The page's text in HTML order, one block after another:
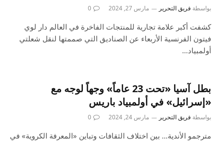
بواسطة فريق التحرير مارس 27, 2024 0
كشفت أكبر علامة تجارية للمنتجات الفاخرة في العالم دار لوي
فيتون الفرنسية الأربعاء عن الصناديق التي صممتها لنقل شعلتي
أولمبياد…
بطل آسيا «تحت 23 عاماً» وجهاً لوجه مع
«إسرائيل» في أولمبياد باريس
بواسطة فريق التحرير مارس 24, 2024 0
مترجمو الأندية… بين اختلاف الثقافات وتباين «المعرفة الكروية» في